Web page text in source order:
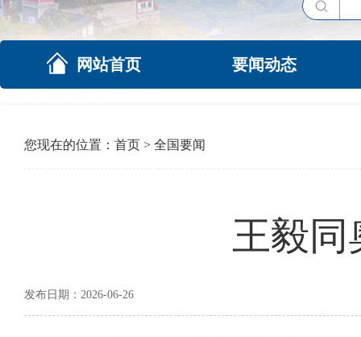
网站首页 要闻动态
您现在的位置： 首页 > 全国要闻
王毅同
发布日期：2026-06-26